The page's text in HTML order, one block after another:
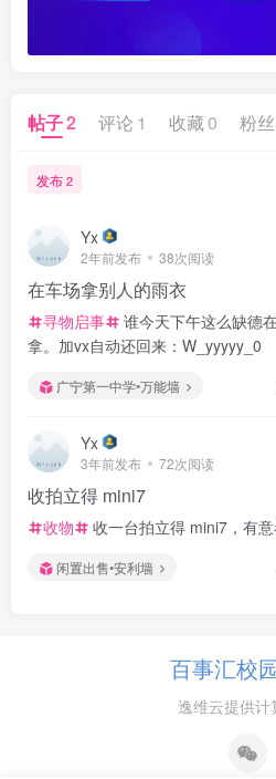
帖子2 评论 1 收藏 0 粉丝
发布 2
Yx
2年前发布 38次阅读
在车场拿别人的雨衣
寻物启事
谁今天下午这么缺德
拿。加vx自动还回来：W_yyyyy_0
广宁第一中学•万能墙
Yx
3年前发布 72次阅读
收拍立得 mini7
收物 收一台拍立得 mini7，有
闲置出售•安利墙
百事汇校
逸维云提供计